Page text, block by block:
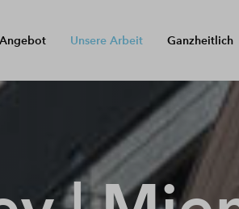
Unsere Arbeit Ganzheitlich